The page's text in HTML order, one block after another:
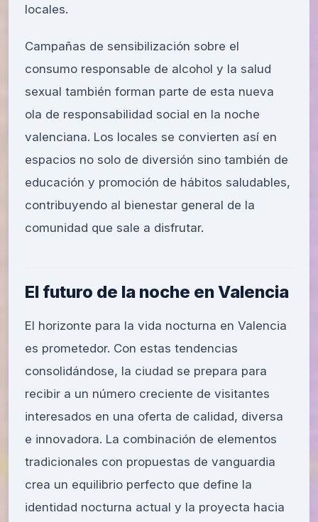
locales.
Campañas de sensibilización sobre el
consumo responsable de alcohol y la salud
sexual también forman parte de esta nueva
ola de responsabilidad social en la noche
valenciana. Los locales se convierten así en
espacios no solo de diversión sino también de
educación y promoción de hábitos saludables,
contribuyendo al bienestar general de la
comunidad que sale a disfrutar.
El futuro de la noche en Valencia
El horizonte para la vida nocturna en Valencia
es prometedor. Con estas tendencias
consolidándose, la ciudad se prepara para
recibir a un número creciente de visitantes
interesados en una oferta de calidad, diversa
e innovadora. La combinación de elementos
tradicionales con propuestas de vanguardia
crea un equilibrio perfecto que define la
identidad nocturna actual y la proyecta hacia